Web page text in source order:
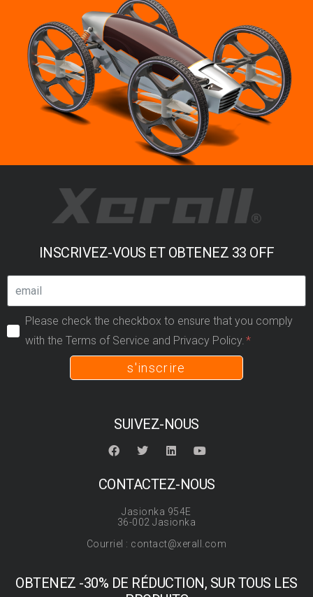
INSCRIVEZ-VOUS ET OBTENEZ 33 OFF
Please check the checkbox to ensure that you comply
with the Terms of Service and Privacy Policy.
s'inscrire
SUIVEZ-NOUS
CONTACTEZ-NOUS
Jasionka 954E
36-002 Jasionka
Courriel : contact@xerall.com
OBTENEZ -30% DE RÉDUCTION, SUR TOUS LES